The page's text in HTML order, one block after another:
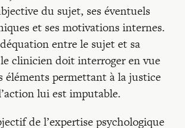
du sujet, ses éventuels
et ses motivations internes.
entre le sujet et sa
clinicien doit interroger en vue
éléments permettant à la justice
lui est imputable.
de l’expertise psychologique